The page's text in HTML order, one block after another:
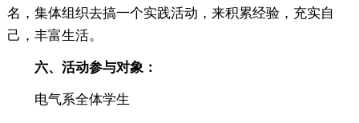
名，集体组织去搞一个实践活动，来积累经验，充实自
己，丰富生活。
六、活动参与对象：
电气系全体学生